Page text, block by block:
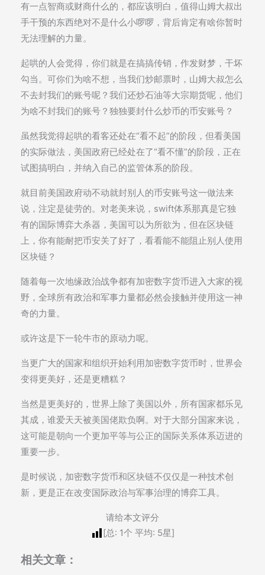
有一点智商或财商什么的，都应该明白，值得山姆大叔出
手干预的东西绝对不是什么小啰啰，背后肯定有啥你暂时
无法理解的力量。
起哄的人会觉得，你们就是在搞搞传销，作发财梦，干坏
勾当。可你们为啥不想，当我们炒邮票时，山姆大叔怎么
不去封我们的账号呢？我们还炒石油等大宗期货呢，他们
为啥不封我们的账号？独独要封什么炒币的币安账号？
虽然我觉得起哄的看客还处在“看不起”的阶段，但看美国
的实际做法，美国政府已经处在了“看不懂”的阶段，正在
试图搞明白，并纳入自己的监管体系的阶段。
就目前美国政府动不动就封别人的币安账号这一做法来
说，注定是徒劳的。对老美来说，swift体系那真是它独
有的国际博弈大杀器，美国可以为所欲为，但在区块链
上，你有能耐把币安关了好了，看看能不能阻止别人使用
区块链？
随着每一次地缘政治战争都有加密数字货币进入大家的视
野，全球所有政治和军事力量都必然会接触并使用这一神
奇的力量。
或许这是下一轮牛市的原动力呢。
当更广大的国家和组织开始利用加密数字货币时，世界会
变得更美好，还是更糟糕？
当然是更美好的，世界上除了美国以外，所有国家都乐见
其成，谁爱天天被美国佬欺负啊。对于大部分国家来说，
这可能是朝向一个更加平等与公正的国际关系体系迈进的
重要一步。
是时候说，加密数字货币和区块链不仅仅是一种技术创
新，更是正在改变国际政治与军事治理的博弈工具。
请给本文评分
[总: 1个 平均: 5星]
相关文章：